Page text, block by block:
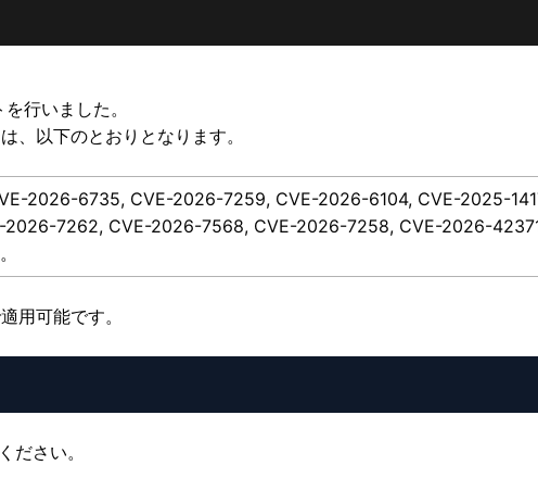
行いました。
、以下のとおりとなります。
2026-6735, CVE-2026-7259, CVE-2026-6104, CVE-2025-
7262, CVE-2026-7568, CVE-2026-7258, CVE-2026-
用可能です。
ださい。